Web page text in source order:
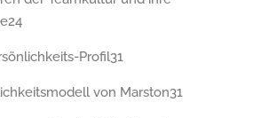
Profil31
von Marston31